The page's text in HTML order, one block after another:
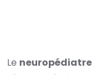
Le neuropédiatre